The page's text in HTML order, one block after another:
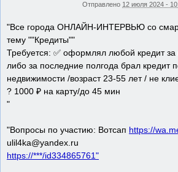
Отправлено 12 июля 2024 -
"Все города ОНЛАЙН-ИНТЕРВЬЮ со
тему ""Кредиты""
Требуется: ✅ оформлял любой кредит
либо за последние полгода брал кредит
недвижимости /возраст 23-55 лет / не
? 1000 ₽ на карту/до 45 мин
"
"Вопросы по участию: Вотсап https://
ulil4ka@yandex.ru
https://***/id334865761"